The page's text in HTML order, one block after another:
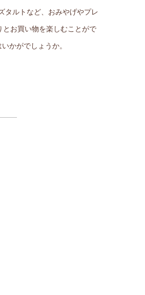
タルトなど、おみやげやプレ
お買い物を楽しむことがで
かがでしょうか。